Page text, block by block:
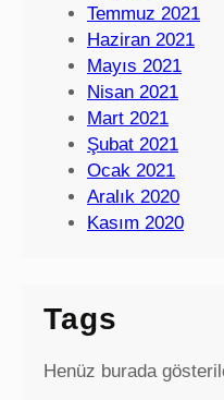
Temmuz 2021
Haziran 2021
Mayıs 2021
Nisan 2021
Mart 2021
Şubat 2021
Ocak 2021
Aralık 2020
Kasım 2020
Tags
Henüz burada